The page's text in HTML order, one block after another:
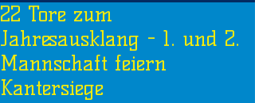
22 Tore zum
Jahresausklang - 1. und 2.
Mannschaft feiern
Kantersiege